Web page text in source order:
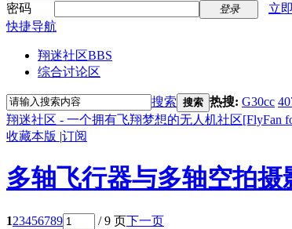
密码
登录
立
快捷导航
翔迷社区BBS
综合讨论区
搜索 搜索 热搜: G30cc
翔迷社区 - 一个拥有飞翔梦想的无人机社区[FlyFan
收藏本版 |订阅
多轴飞行器与多轴空拍
123456789 / 9 页下一页